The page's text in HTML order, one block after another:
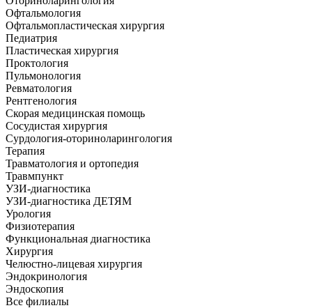
Офтальмология
Офтальмопластическая хирургия
Педиатрия
Пластическая хирургия
Проктология
Пульмонология
Ревматология
Рентгенология
Скорая медицинская помощь
Сосудистая хирургия
Сурдология-оториноларингология
Терапия
Травматология и ортопедия
Травмпункт
УЗИ-диагностика
УЗИ-диагностика ДЕТЯМ
Урология
Физиотерапия
Функциональная диагностика
Хирургия
Челюстно-лицевая хирургия
Эндокринология
Эндоскопия
Все филиалы